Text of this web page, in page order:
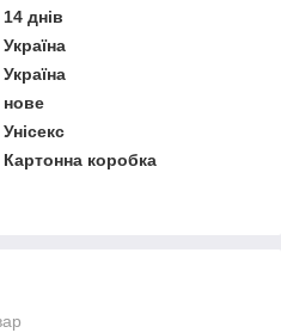
14 днів
Україна
Україна
нове
Унісекс
Картонна коробка